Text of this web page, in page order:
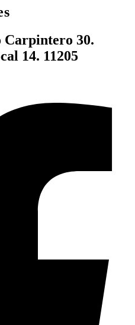
Carpintero 30.
14. 11205